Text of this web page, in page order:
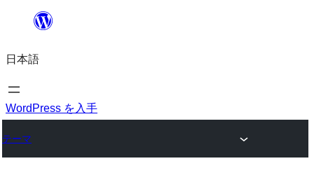
を
ス
キ
プ
日本語
WordPress を入手
テーマ